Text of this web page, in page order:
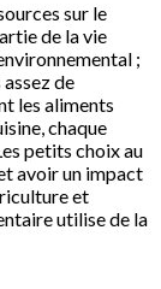
sur le
de la vie
;
de
les aliments
chaque
petits choix au
avoir un impact
et
utilise de la